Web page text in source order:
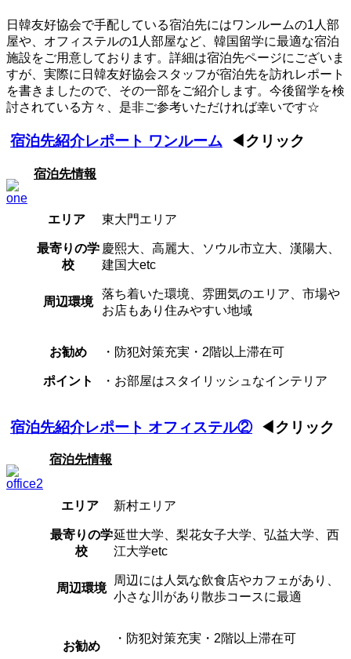
日韓友好協会で手配している宿泊先にはワンルームの1人部
屋や、オフィステルの1人部屋など、韓国留学に最適な宿泊
施設をご用意しております。詳細は宿泊先ページにございま
すが、実際に日韓友好協会スタッフが宿泊先を訪れレポート
を書きましたので、その一部をご紹介します。今後留学を検
討されている方々、是非ご参考いただければ幸いです☆
宿泊先紹介レポート ワンルーム ◀クリック
宿泊先情報
エリア 東大門エリア
最寄りの学
校
慶熙大、高麗大、ソウル市立大、漢陽大、
建国大etc
周辺環境
落ち着いた環境、雰囲気のエリア、市場や
お店もあり住みやすい地域
お勧め
ポイント
・防犯対策充実・2階以上滞在可
・お部屋はスタイリッシュなインテリア
宿泊先紹介レポート オフィステル②◀クリック
宿泊先情報
エリア 新村エリア
最寄りの学
校
延世大学、梨花女子大学、弘益大学、西
江大学etc
周辺環境
周辺には人気な飲食店やカフェがあり、
小さな川があり散歩コースに最適
お勧め
・防犯対策充実・2階以上滞在可